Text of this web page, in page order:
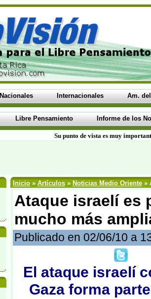
Nacionales Internacionales Am.
Libre Pensamiento Informe de los
Su punto de vista es muy
Inicio » Artículos » Noticias Medio Oriente »
Ataque israelí es
mucho más
Publicado en 02/06/10 a
El ataque israelí
Gaza forma